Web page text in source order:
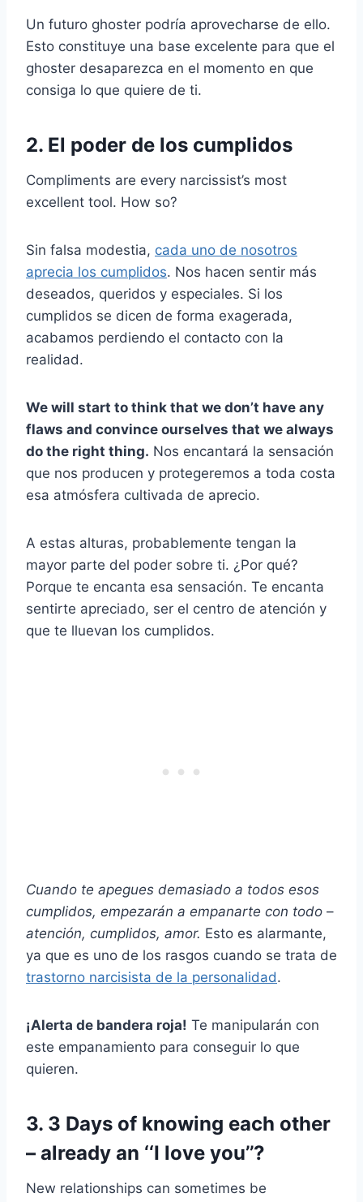
Un futuro ghoster podría aprovecharse de ello.
Esto constituye una base excelente para que el
ghoster desaparezca en el momento en que
consiga lo que quiere de ti.
2. El poder de los cumplidos
Compliments are every narcissist’s most
excellent tool. How so?
Sin falsa modestia, cada uno de nosotros
aprecia los cumplidos. Nos hacen sentir más
deseados, queridos y especiales. Si los
cumplidos se dicen de forma exagerada,
acabamos perdiendo el contacto con la
realidad.
We will start to think that we don’t have any
flaws and convince ourselves that we always
do the right thing. Nos encantará la sensación
que nos producen y protegeremos a toda costa
esa atmósfera cultivada de aprecio.
A estas alturas, probablemente tengan la
mayor parte del poder sobre ti. ¿Por qué?
Porque te encanta esa sensación. Te encanta
sentirte apreciado, ser el centro de atención y
que te lluevan los cumplidos.
Cuando te apegues demasiado a todos esos
cumplidos, empezarán a empanarte con todo –
atención, cumplidos, amor. Esto es alarmante,
ya que es uno de los rasgos cuando se trata de
trastorno narcisista de la personalidad.
¡Alerta de bandera roja! Te manipularán con
este empanamiento para conseguir lo que
quieren.
3. 3 Days of knowing each other
– already an ‘‘I love you’’?
New relationships can sometimes be